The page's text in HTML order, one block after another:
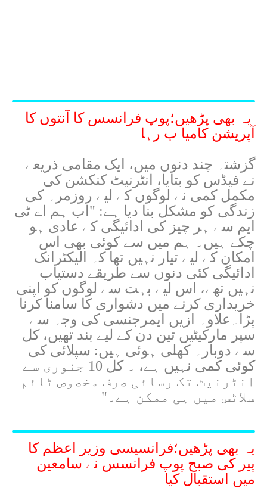
یہ بھی پڑھیں؛پوپ فرانسس کا آنتوں کا
آپریشن کامیا ب رہا
گزشتہ چند دنوں میں، ایک مقامی ذریعے
نے فیڈس کو بتایا، انٹرنیٹ کنکشن کی
مکمل کمی نے لوگوں کے لیے روزمرہ کی
زندگی کو مشکل بنا دیا ہے: "اب ہم اے ٹی
ایم سے ہر چیز کی ادائیگی کے عادی ہو
چکے ہیں۔ ہم میں سے کوئی بھی اس
امکان کے لیے تیار نہیں تھا کہ الیکٹرانک
ادائیگی کئی دنوں سے طریقے دستیاب
نہیں تھے، اس لیے بہت سے لوگوں کو اپنی
خریداری کرنے میں دشواری کا سامنا کرنا
پڑا۔علاوہ ازیں ایمرجنسی کی وجہ سے
سپر مارکیٹیں تین دن کے لیے بند تھیں، کل
سے دوبارہ کھلی ہوئی ہیں: سپلائی کی
کوئی کمی نہیں ہے، ۔ کل 10 جنوری سے
انٹرنیٹ تک رسائی صرف مخصوص ٹائم
سلاٹس میں ہی ممکن ہے۔"
یہ بھی پڑھیں؛فرانسیسی وزیر اعظم کا
پیر کی صبح پوپ فرانسس نے سامعین
میں استقبال کیا